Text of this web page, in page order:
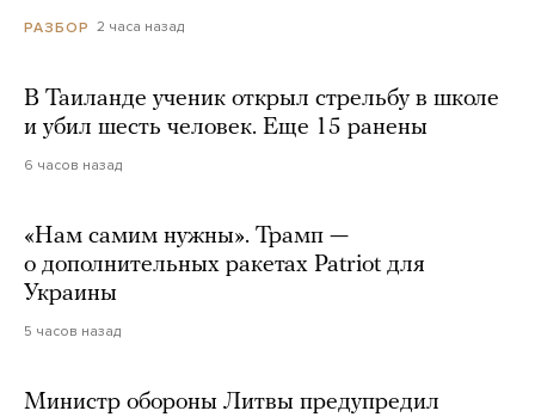
РАЗБОР 2 часа назад
В Таиланде ученик открыл стрельбу в школе
и убил шесть человек. Еще 15 ранены
6 часов назад
«Нам самим нужны». Трамп —
о дополнительных ракетах Patriot для
Украины
5 часов назад
Министр обороны Литвы предупредил